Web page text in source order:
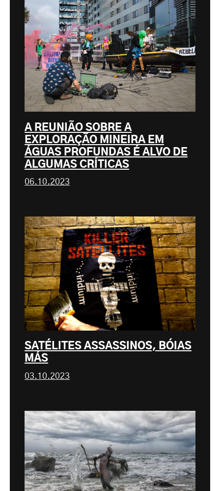
A REUNIÃO SOBRE A
EXPLORAÇÃO MINEIRA EM
ÁGUAS PROFUNDAS É ALVO DE
ALGUMAS CRÍTICAS
06.10.2023
SATÉLITES ASSASSINOS, BÓIAS
MÁS
03.10.2023